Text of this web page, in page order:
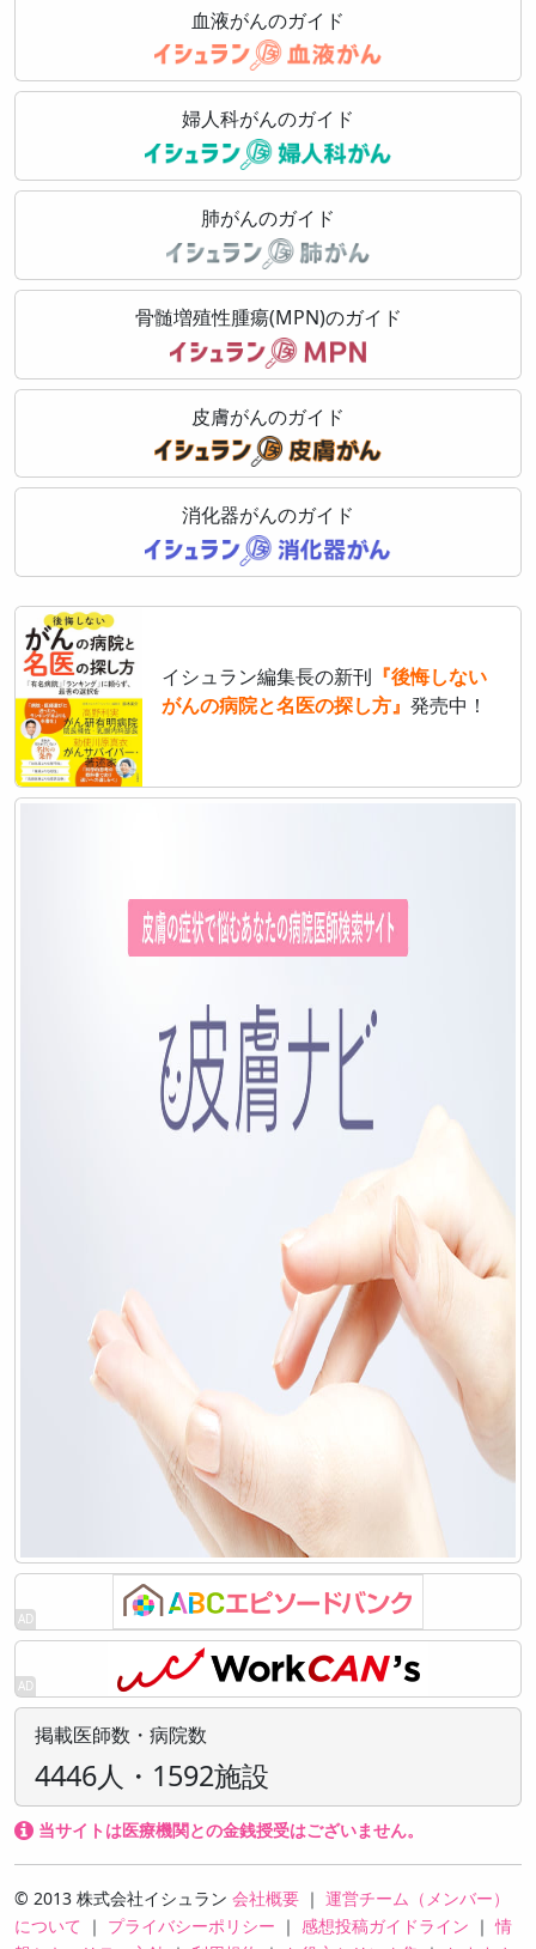
血液がんのガイド
婦人科がんのガイド
肺がんのガイド
骨髄増殖性腫瘍(MPN)のガイド
皮膚がんのガイド
消化器がんのガイド
イシュラン編集長の新刊
『後悔しない
がんの病院と名医の探し方』 発売中！
掲載医師数・病院数
4446人・1592施設
当サイトは医療機関との金銭授受はございません。
© 2013 株式会社イシュラン 会社概要 ｜ 運営チーム（メンバー）
について
｜ プライバシーポリシー ｜ 感想投稿ガイドライン ｜情